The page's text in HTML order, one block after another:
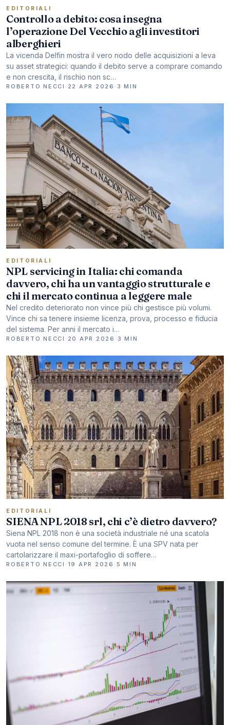
EDITORIALI
Controllo a debito: cosa insegna
l’operazione Del Vecchio agli investitori
alberghieri
La vicenda Delfin mostra il vero nodo delle acquisizioni a leva
su asset strategici: quando il debito serve a comprare comando
e non crescita, il rischio non sc…
ROBERTO NECCI · 22 APR 2026 · 3 MIN
EDITORIALI
NPL servicing in Italia: chi comanda
davvero, chi ha un vantaggio strutturale e
chi il mercato continua a leggere male
Nel credito deteriorato non vince più chi gestisce più volumi.
Vince chi sa tenere insieme licenza, prova, processo e fiducia
del sistema. Per anni il mercato i…
ROBERTO NECCI · 20 APR 2026 · 3 MIN
EDITORIALI
SIENA NPL 2018 srl, chi c’è dietro davvero?
Siena NPL 2018 non è una società industriale né una scatola
vuota nel senso comune del termine. È una SPV nata per
cartolarizzare il maxi-portafoglio di soffere…
ROBERTO NECCI · 19 APR 2026 · 5 MIN